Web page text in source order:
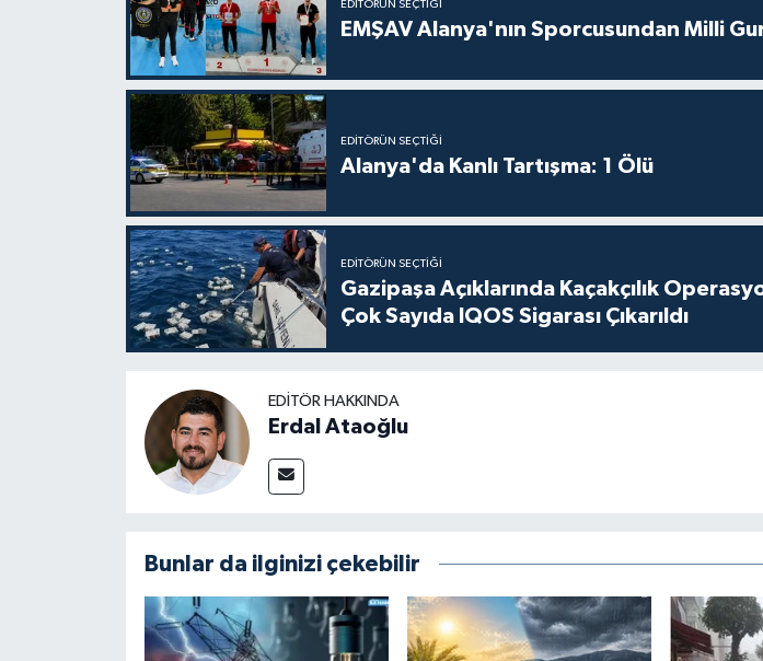
EDITÖRÜN SEÇTIĞI
EMŞAV Alanya'nın Sporcusundan Milli
EDITÖRÜN SEÇTIĞI
Alanya'da Kanlı Tartışma: 1 Ölü
EDITÖRÜN SEÇTIĞI
Gazipaşa Açıklarında Kaçakçılık
Çok Sayıda IQOS Sigarası Çıkarıldı
EDITÖR HAKKINDA
Erdal Ataoğlu
Bunlar da ilginizi çekebilir